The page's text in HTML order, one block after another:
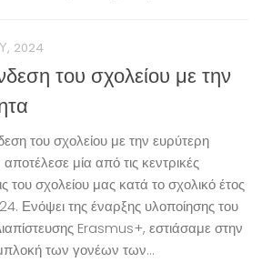
2024
του σχολείου με την
του σχολείου με την ευρύτερη
αποτέλεσε μία από τις κεντρικές
του σχολείου μας κατά το σχολικό έτος
Ενόψει της έναρξης υλοποίησης του
Erasmus+, εστιάσαμε στην
των γονέων των...